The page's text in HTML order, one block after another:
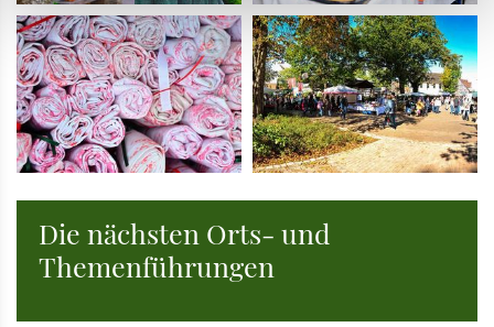
Die nächsten Orts- und
Themenführungen